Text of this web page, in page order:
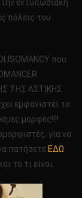
ΤΕΧΝΗ
εντυπωσιακή
πόλεις του
που
ΤΗΣ ΑΣΤΙΚΗΣ
εμφανιστεί το
μορφές!!!!
για να
πατήσετεΕΔΩ
το τι είναι.